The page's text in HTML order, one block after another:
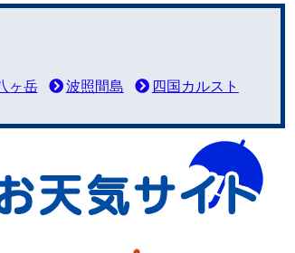
ヶ岳 波照間島 四国カルスト